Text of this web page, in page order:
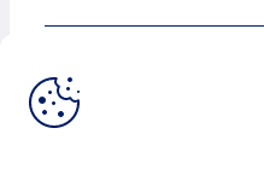
Privacy Policy
Cookies Policy